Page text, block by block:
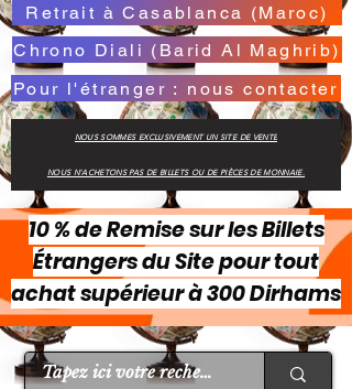
Retrait à Casablanca (Maroc)
Chrono Diali (Barid Al Maghrib)
Pour l'étranger : nous contacter
NOUS SOMMES EXCLUSIVEMENT UN SITE DE VENTE
NOUS N'ACHETONS PAS DE BILLETS OU DE PIÈCES DE MONNAIE.
10 % de Remise sur les Billets
Étrangers du Site pour tout
achat supérieur à 300 Dirhams